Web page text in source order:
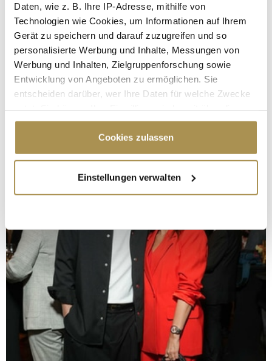
Daten, wie z. B. Ihre IP-Adresse, mithilfe von
Technologien wie Cookies, um Informationen auf Ihrem
Gerät zu speichern und darauf zuzugreifen und so
personalisierte Werbung und Inhalte, Messungen von
Werbung und Inhalten, Zielgruppenforschung sowie
Entwicklung von Angeboten zu ermöglichen. Sie
entscheiden darüber, wer Ihre Daten für welche Zwecke
Cookie-Erklärung oder durch Klicken auf das Privacy
Trigger Symbol ändern oder widerrufen
Informationen über Ihre geografische Lage
erfassen, welche bis auf einige Meter genau sein
bestimmten Merkmalen (Fingerprinting) identifizieren
Erfahren Sie mehr darüber, wie Ihre persönlichen Daten
verarbeitet werden, und legen Sie Ihre Präferenzen im
Abschnitt Einzelheiten fest.
Wir verwenden Cookies, um Inhalte und Anzeigen zu
personalisieren, Funktionen für soziale Medien anbieten
zu können und die Zugriffe auf unsere Website zu
Cookies zulassen
Einstellungen verwalten